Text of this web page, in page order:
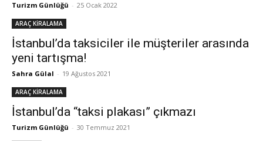
Turizm Günlüğü - 25 Ocak 2022
ARAÇ KİRALAMA
İstanbul’da taksiciler ile müşteriler arasında
yeni tartışma!
Sahra Gülal - 19 Ağustos 2021
ARAÇ KİRALAMA
İstanbul’da “taksi plakası” çıkmazı
Turizm Günlüğü - 30 Temmuz 2021